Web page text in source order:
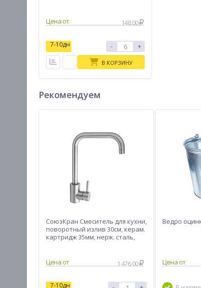
Цена от 148.00
7-10дн - +
В КОРЗИНУ
Рекомендуем
СоюзКран Смеситель для кухни,
поворотный излив 30см, керам.
картридж 35мм, нерж. сталь,
1 476.00
7-10дн
Ведро